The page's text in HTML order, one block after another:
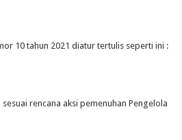
10 tahun 2021 diatur tertulis seperti ini :
rencana aksi pemenuhan Pengelola